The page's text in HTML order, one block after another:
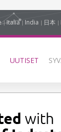
Italia India 日本
UUTISET